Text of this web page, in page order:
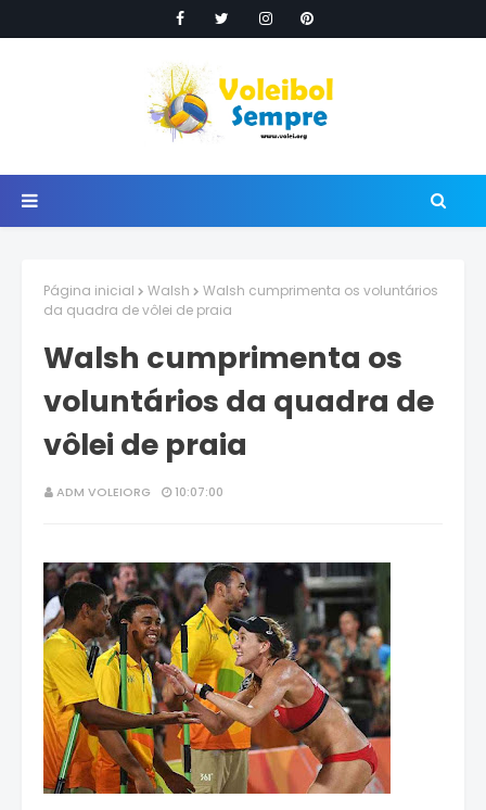
Página inicial Walsh
Walsh cumprimenta os voluntários
da quadra de vôlei de praia
Walsh cumprimenta os
voluntários da quadra de
vôlei de praia
ADM VOLEIORG 10:07:00